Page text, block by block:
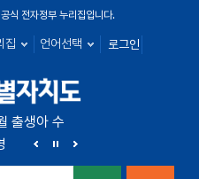
자치
출생아 수
군산 : 104명
식 전자정부 누리집입니다.
집 언어선택 로그인